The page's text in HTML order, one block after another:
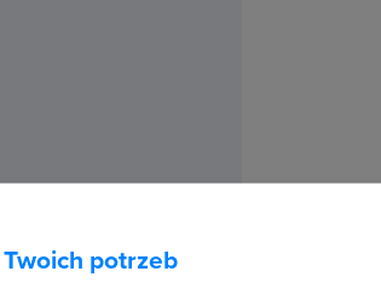
Swift
Twoich potrzeb